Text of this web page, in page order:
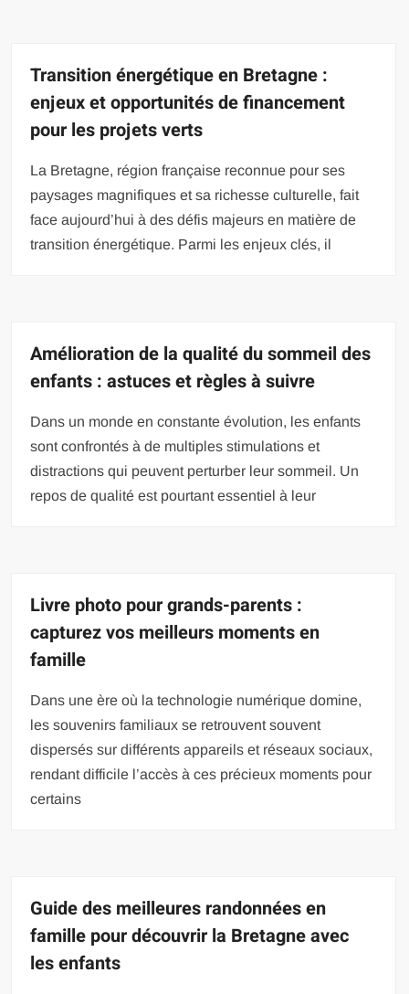
Transition énergétique en Bretagne :
enjeux et opportunités de financement
pour les projets verts
La Bretagne, région française reconnue pour ses
paysages magnifiques et sa richesse culturelle, fait
face aujourd’hui à des défis majeurs en matière de
transition énergétique. Parmi les enjeux clés, il
Amélioration de la qualité du sommeil des
enfants : astuces et règles à suivre
Dans un monde en constante évolution, les enfants
sont confrontés à de multiples stimulations et
distractions qui peuvent perturber leur sommeil. Un
repos de qualité est pourtant essentiel à leur
Livre photo pour grands-parents :
capturez vos meilleurs moments en
famille
Dans une ère où la technologie numérique domine,
les souvenirs familiaux se retrouvent souvent
dispersés sur différents appareils et réseaux sociaux,
rendant difficile l’accès à ces précieux moments pour
certains
Guide des meilleures randonnées en
famille pour découvrir la Bretagne avec
les enfants